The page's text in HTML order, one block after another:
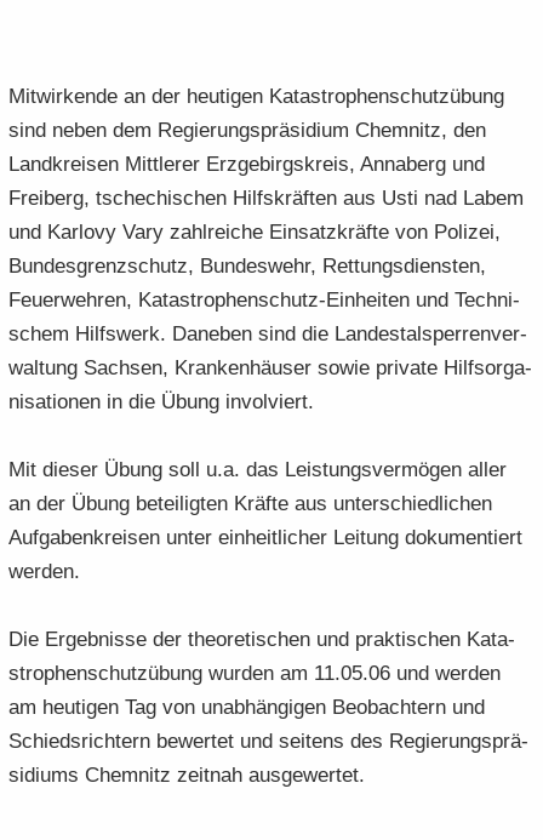
Mit­wir­ken­de an der heu­ti­gen Ka­ta­stro­phen­schutz­übung
sind neben dem Re­gie­rungs­prä­si­di­um Chem­nitz, den
Land­krei­sen Mitt­le­rer Erz­ge­birgs­kreis, An­na­berg und
Frei­berg, tsche­chi­schen Hilfs­kräf­ten aus Usti nad Labem
und Kar­lo­vy Vary zahl­rei­che Ein­satz­kräf­te von Po­li­zei,
Bun­des­grenz­schutz, Bun­des­wehr, Ret­tungs­diens­ten,
Feu­er­weh­ren, Katastrophenschutz-​Einheiten und Tech­ni­
schem Hilfs­werk. Da­ne­ben sind die Lan­des­tal­sper­ren­ver­
wal­tung Sach­sen, Kran­ken­häu­ser sowie pri­va­te Hilfs­or­ga­
ni­sa­tio­nen in die Übung in­vol­viert.
Mit die­ser Übung soll u.a. das Leis­tungs­ver­mö­gen aller
an der Übung be­tei­lig­ten Kräf­te aus un­ter­schied­li­chen
Auf­ga­ben­krei­sen unter ein­heit­li­cher Lei­tung do­ku­men­tiert
wer­den.
Die Er­geb­nis­se der theo­re­ti­schen und prak­ti­schen Ka­ta­
stro­phen­schutz­übung wur­den am 11.05.06 und wer­den
am heu­ti­gen Tag von un­ab­hän­gi­gen Be­ob­ach­tern und
Schieds­rich­tern be­wer­tet und sei­tens des Re­gie­rungs­prä­
si­di­ums Chem­nitz zeit­nah aus­ge­wer­tet.